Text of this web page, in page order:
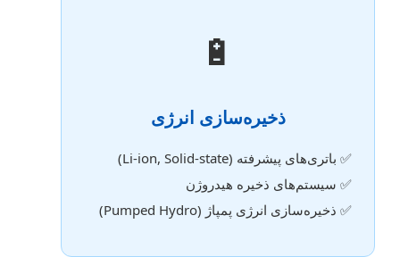
🔋
ذخیره‌سازی انرژی
✅ باتری‌های پیشرفته (Li-ion, Solid-state)
✅ سیستم‌های ذخیره هیدروژن
✅ ذخیره‌سازی انرژی پمپاژ (Pumped Hydro)